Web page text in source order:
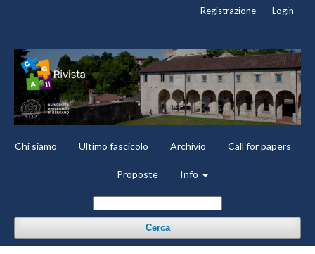
Chi siamo Ultimo fascicolo Archivio Call for papers
Proposte Info
Cerca
Registrazione Login